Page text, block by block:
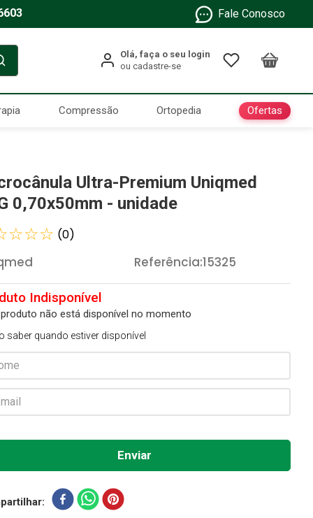
Fale Conosco
Compressão Ortopedia Ofertas
Ultra-Premium Uniqmed
0,70x50mm - unidade
☆☆☆ (0)
Referência:15325
não está disponível no momento
saber quando estiver disponível